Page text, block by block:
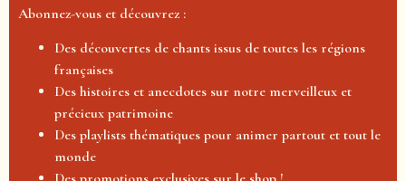
Abonnez-vous et découvrez :
Des découvertes de chants issus de toutes les régions
françaises
Des histoires et anecdotes sur notre merveilleux et
précieux patrimoine
Des playlists thématiques pour animer partout et tout le
monde